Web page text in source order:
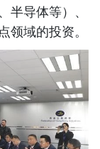
导体等）、
域的投资。